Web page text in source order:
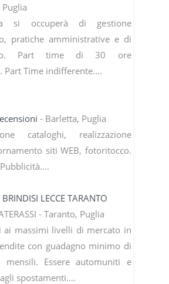
si occuperà di gestione
pratiche amministrative e di
Part time di 30 ore
Part Time indifferente....
- Barletta, Puglia
cataloghi, realizzazione
siti WEB, fotoritocco.
LECCE TARANTO
- Taranto, Puglia
ai massimi livelli di mercato in
con guadagno minimo di
mensili. Essere automuniti e
spostamenti....